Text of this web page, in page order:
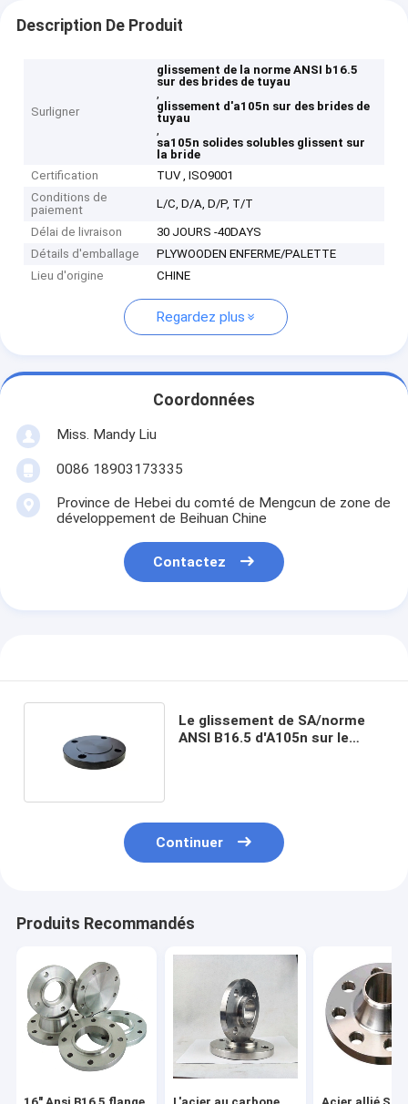
Description De Produit
Surligner
glissement de la norme ANSI b16.5
sur des brides de tuyau
,
glissement d'a105n sur des brides de
tuyau
,
sa105n solides solubles glissent sur
la bride
Certification
TUV , ISO9001
Conditions de
paiement
L/C, D/A, D/P, T/T
Délai de livraison
30 JOURS -40DAYS
Détails d'emballage
PLYWOODEN ENFERME/PALETTE
Lieu d'origine
CHINE
Regardez plus
Coordonnées
Miss. Mandy Liu
0086 18903173335
Province de Hebei du comté de Mengcun de zone de
développement de Beihuan Chine
Contactez
Le glissement de SA/norme
ANSI B16.5 d'A105n sur le
Continuer
Produits Recommandés